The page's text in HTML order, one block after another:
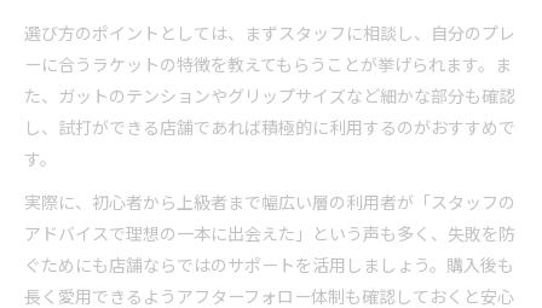
ガイドラインに沿ったラケットショップの特徴と
ラケットショップの営業時間やサービス基準を比
オンラインショップ利用時のラケットショップ注
意点
選び方のポイントとしては、まずスタッフに相談し、自分のプレ
ーに合うラケットの特徴を教えてもらうことが挙げられます。ま
た、ガットのテンションやグリップサイズなど細かな部分も確認
し、試打ができる店舗であれば積極的に利用するのがおすすめで
す。
実際に、初心者から上級者まで幅広い層の利用者が「スタッフの
アドバイスで理想の一本に出会えた」という声も多く、失敗を防
ぐためにも店舗ならではのサポートを活用しましょう。購入後も
長く愛用できるようアフターフォロー体制も確認しておくと安心